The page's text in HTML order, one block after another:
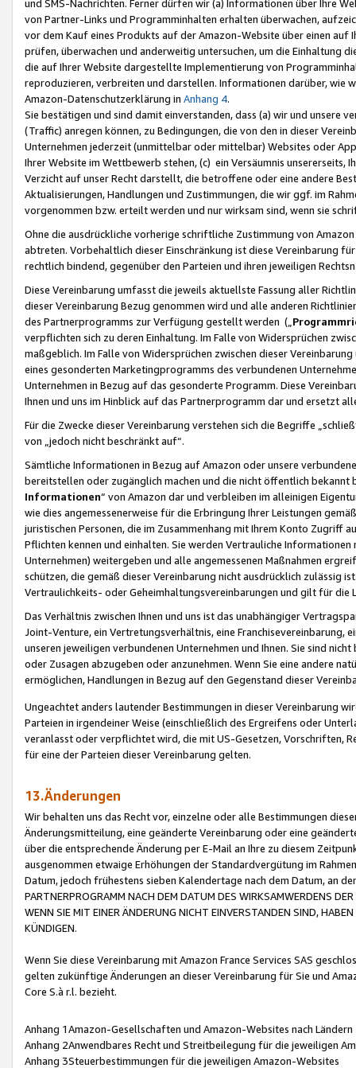
und SMS-Nachrichten. Ferner dürfen wir (a) Informationen über Ihre
von Partner-Links und Programminhalten erhalten überwachen,
vor dem Kauf eines Produkts auf der Amazon-Website über einen
prüfen, überwachen und anderweitig untersuchen, um die Einhaltung
die auf Ihrer Website dargestellte Implementierung von
reproduzieren, verbreiten und darstellen. Informationen darüber, wie
Amazon-Datenschutzerklärung in Anhang 4.
Sie bestätigen und sind damit einverstanden, dass (a) wir und
(Traffic) anregen können, zu Bedingungen, die von den in dieser
Unternehmen jederzeit (unmittelbar oder mittelbar) Websites oder
Ihrer Website im Wettbewerb stehen, (c) ein Versäumnis unsererseits,
Verzicht auf unser Recht darstellt, die betroffene oder eine andere
Aktualisierungen, Handlungen und Zustimmungen, die wir ggf. im
vorgenommen bzw. erteilt werden und nur wirksam sind, wenn sie
Ohne die ausdrückliche vorherige schriftliche Zustimmung von
abtreten. Vorbehaltlich dieser Einschränkung ist diese Vereinbarung
rechtlich bindend, gegenüber den Parteien und ihren jeweiligen
Diese Vereinbarung umfasst die jeweils aktuellste Fassung aller
dieser Vereinbarung Bezug genommen wird und alle anderen
des Partnerprogramms zur Verfügung gestellt werden („
verpflichten sich zu deren Einhaltung. Im Falle von Widersprüchen
maßgeblich. Im Falle von Widersprüchen zwischen dieser
eines gesonderten Marketingprogramms des verbundenen
Unternehmen in Bezug auf das gesonderte Programm. Diese
Ihnen und uns im Hinblick auf das Partnerprogramm dar und ersetzt
Für die Zwecke dieser Vereinbarung verstehen sich die Begriffe
von „jedoch nicht beschränkt auf“.
Sämtliche Informationen in Bezug auf Amazon oder unsere
bereitstellen oder zugänglich machen und die nicht öffentlich
Informationen“ von Amazon dar und verbleiben im alleinigen
wie dies angemessenerweise für die Erbringung Ihrer Leistungen
juristischen Personen, die im Zusammenhang mit Ihrem Konto
Pflichten kennen und einhalten. Sie werden Vertrauliche
Unternehmen) weitergeben und alle angemessenen Maßnahmen
schützen, die gemäß dieser Vereinbarung nicht ausdrücklich zulässig
Vertraulichkeits- oder Geheimhaltungsvereinbarungen und gilt für die
Das Verhältnis zwischen Ihnen und uns ist das unabhängiger
Joint-Venture, ein Vertretungsverhältnis, eine Franchisevereinbarung,
unseren jeweiligen verbundenen Unternehmen und Ihnen. Sie sind
oder Zusagen abzugeben oder anzunehmen. Wenn Sie eine andere
ermöglichen, Handlungen in Bezug auf den Gegenstand dieser
Ungeachtet anders lautender Bestimmungen in dieser Vereinbarung
Parteien in irgendeiner Weise (einschließlich des Ergreifens oder
veranlasst oder verpflichtet wird, die mit US-Gesetzen, Vorschriften,
für eine der Parteien dieser Vereinbarung gelten.
13.Änderungen
Wir behalten uns das Recht vor, einzelne oder alle Bestimmungen
Änderungsmitteilung, eine geänderte Vereinbarung oder eine
über die entsprechende Änderung per E-Mail an Ihre zu diesem
ausgenommen etwaige Erhöhungen der Standardvergütung im
Datum, jedoch frühestens sieben Kalendertage nach dem Datum, an
PARTNERPROGRAMM NACH DEM DATUM DES WIRKSAMWERDENS
WENN SIE MIT EINER ÄNDERUNG NICHT EINVERSTANDEN SIND,
KÜNDIGEN.
Wenn Sie diese Vereinbarung mit Amazon France Services SAS
gelten zukünftige Änderungen an dieser Vereinbarung für Sie und
Core S.à r.l. bezieht.
Anhang 1Amazon-Gesellschaften und Amazon-Websites nach Ländern
Anhang 2Anwendbares Recht und Streitbeilegung für die jeweiligen
Anhang 3Steuerbestimmungen für die jeweiligen Amazon-Websites